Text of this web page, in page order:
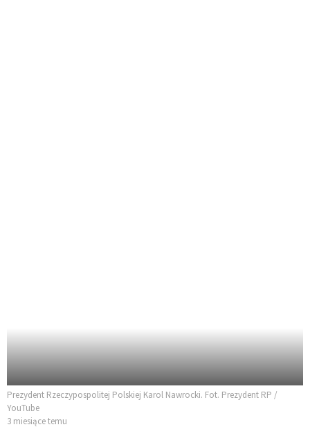
Prezydent Rzeczypospolitej Polskiej Karol Nawrocki. Fot. Prezydent RP /
YouTube
3 miesiące temu